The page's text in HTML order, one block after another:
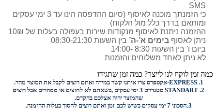
SMS
כי הזמנתך מוכנה לאיסוף (סיום ההדפסה הינו עד 3 ימי עסקים
ומותאם בדרך כלל מול הלקוח)
ההזמנה ניתנת לאיסוף מנקודות שירות בעפולה בעלות של 10₪
ניתן לאסוף בימים א’-ה’ בין השעות 08:30-21:30
ביום ו' בין השעות 8:30 -14:00
לא ניתן לאחד משלוחים והזמנות
כמה זמן לוקח לנו לייצר? כמה זמן שתגידו
1.
EXPRESS- אקספרס צרו איתנו קשר במידה ואתם רוצים לקבל את המוצר מהר.
2.
STANDART
סטנדרט 3 ימי עסקים ,כשאתם לא לחוצים או ממהרים אבל רוצים
שהמוצר יהיה אצלכם בהקדם.
3. חסכוני7 ימי עסקים כשיש לכם זמן ואתם רוצים לחסוך בעלות ההזמנה.